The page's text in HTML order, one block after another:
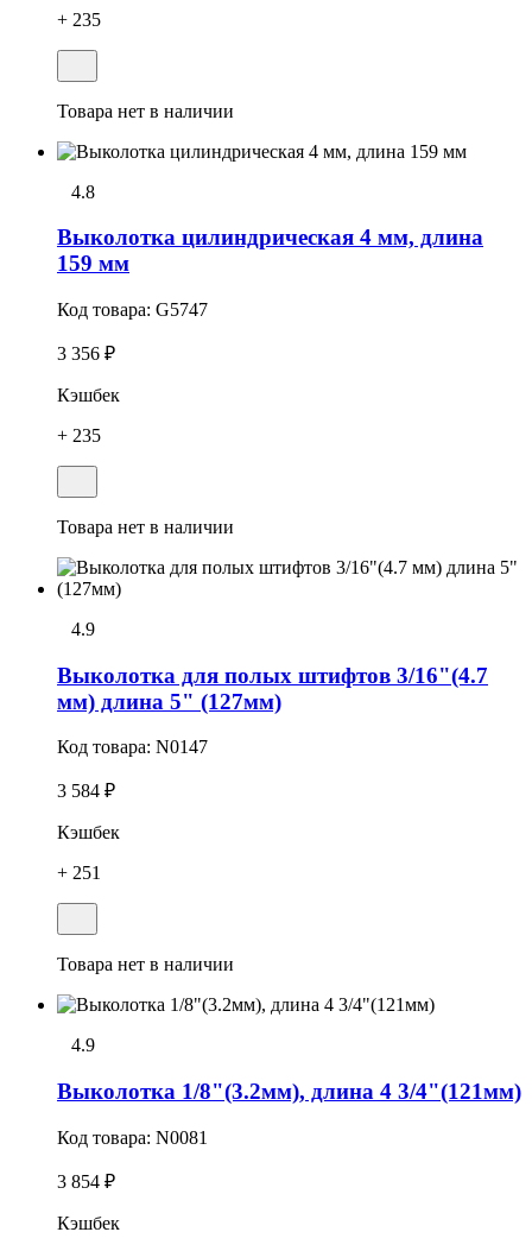
+ 235
Товара нет в наличии
4.8
Выколотка цилиндрическая 4 мм, длина
159 мм
Код товара: G5747
3 356 ₽
Кэшбек
+ 235
Товара нет в наличии
4.9
Выколотка для полых штифтов 3/16"(4.7
мм) длина 5" (127мм)
Код товара: N0147
3 584 ₽
Кэшбек
+ 251
Товара нет в наличии
4.9
Выколотка 1/8"(3.2мм), длина 4 3/4"(121мм)
Код товара: N0081
3 854 ₽
Кэшбек